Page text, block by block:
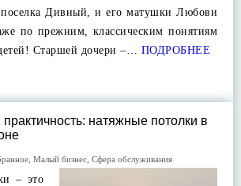
поселка Дивный, и его матушки Любови
по прежним, классическим понятиям
Старшей дочери –… ПОДРОБНЕЕ
практичность: натяжные потолки в
Малый бизнес Сфера обслуживания
– это